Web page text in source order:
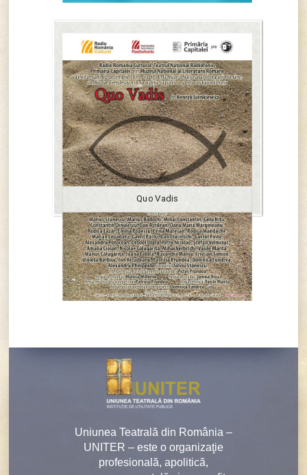
Quo Vadis
Uniunea Teatrală din România –
UNITER – este o organizaţie
profesională, apolitică,